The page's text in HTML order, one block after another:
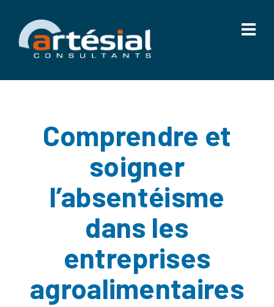
Comprendre et
soigner
l’absentéisme
dans les
entreprises
agroalimentaires